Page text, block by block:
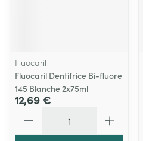
Fluocaril
Fluocaril Dentifrice Bi-fluore
145 Blanche 2x75ml
12,69 €